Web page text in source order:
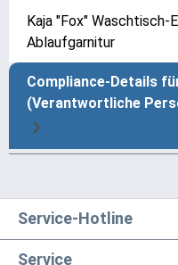
Kaja "Fox"
Ablaufgarnitur
Compliance-Details
(Verantwortliche
Service-Hotline
Service